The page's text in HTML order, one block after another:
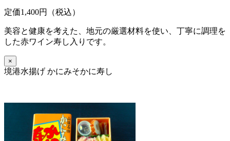
定価1,400円（税込）
美容と健康を考えた、地元の厳選材料を使い、丁寧に調理を
した赤ワイン寿し入りです。
×
境港水揚げ かにみそかに寿し